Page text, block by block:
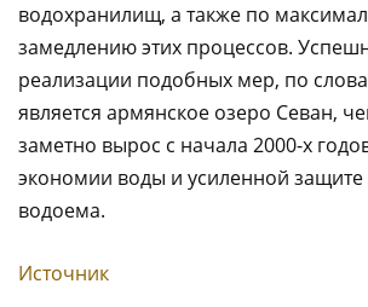
водохранилищ, а также по
замедлению этих процессов.
реализации подобных мер, по
является армянское озеро Севан,
заметно вырос с начала 2000-х
экономии воды и усиленной защите
водоема.
Источник